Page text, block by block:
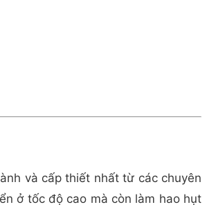
và cấp thiết nhất từ các chuyên
ở tốc độ cao mà còn làm hao hụt